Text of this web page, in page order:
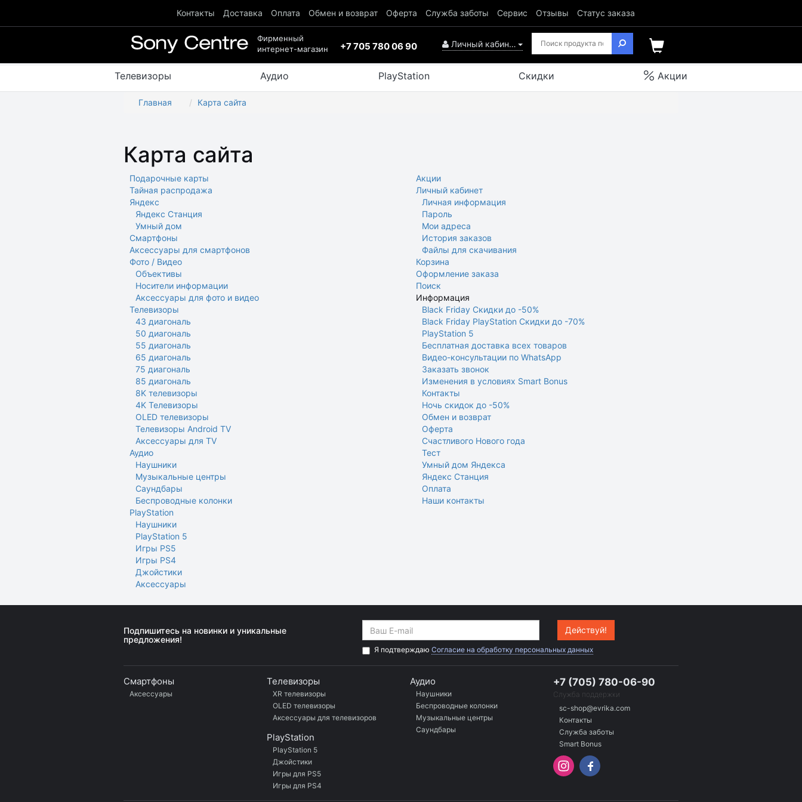
Контакты Доставка Оплата Обмен и возврат Оферта Служба заботы Сервис Отзывы Статус заказа
Фирменный
интернет-магазин
+7 705 780 06 90 Личный кабинет
Телевизоры Аудио PlayStation Скидки Акции
Главная Карта сайта
Карта сайта
Подарочные карты
Тайная распродажа
Яндекс
Яндекс Станция
Умный дом
Смартфоны
Аксессуары для смартфонов
Фото / Видео
Объективы
Носители информации
Аксессуары для фото и видео
Телевизоры
43 диагональ
50 диагональ
55 диагональ
65 диагональ
75 диагональ
85 диагональ
8K телевизоры
4K Телевизоры
OLED телевизоры
Телевизоры Android TV
Аксессуары для TV
Аудио
Наушники
Музыкальные центры
Саундбары
Беспроводные колонки
PlayStation
Hаушники
PlayStation 5
Игры PS5
Игры PS4
Джойстики
Аксессуары
Акции
Личный кабинет
Личная информация
Пароль
Мои адреса
История заказов
Файлы для скачивания
Корзина
Оформление заказа
Поиск
Информация
Black Friday Скидки до -50%
Black Friday PlayStation Скидки до -70%
PlayStation 5
Бесплатная доставка всех товаров
Видео-консультации по WhatsApp
Заказать звонок
Изменения в условиях Smart Bonus
Контакты
Ночь скидок до -50%
Обмен и возврат
Оферта
Счастливого Нового года
Тест
Умный дом Яндекса
Яндекс Станция
Оплата
Наши контакты
Подпишитесь на новинки и уникальные
предложения!
Действуй!
Я подтверждаю Согласие на обработку персональных данных
Смартфоны
Аксессуары
Телевизоры
XR телевизоры
OLED телевизоры
Аксессуары для телевизоров
PlayStation
PlayStation 5
Джойстики
Игры для PS5
Игры для PS4
Аудио
Наушники
Беспроводные колонки
Музыкальные центры
Саундбары
+7 (705) 780-06-90
Служба поддержки
sc-shop@evrika.com
Контакты
Служба заботы
Smart Bonus